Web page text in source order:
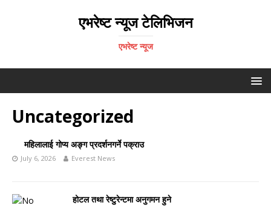
एभरेष्ट न्यूज टेलिभिजन
एभरेष्ट न्यूज
Uncategorized
महिलालाई गोप्य अङ्ग प्रदर्शनगर्ने पक्राउ
July 6, 2026 Everest News
होटल तथा रेष्टुरेन्टमा अनुगमन हुने